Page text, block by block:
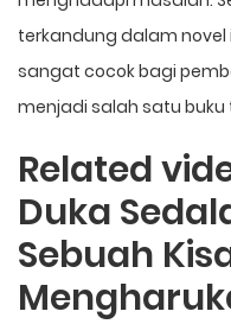
terkandung dalam novel
sangat cocok bagi
menjadi salah satu buku
Related
Duka
Sebuah